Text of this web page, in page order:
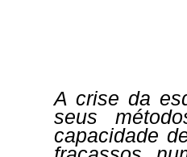
A crise da
seus
capacidade